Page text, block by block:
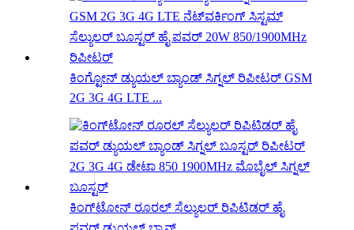
ಕಿಂಗ್ಟೋನ್ ಡ್ಯುಯಲ್ ಬ್ಯಾಂಡ್ ಸಿಗ್ನಲ್ ರಿಪೀಟರ್ GSM
2G 3G 4G LTE ...
ಕಿಂಗ್‌ಟೋನ್ ರೂರಲ್ ಸೆಲ್ಯುಲರ್ ರಿಪಿಟಿಡರ್ ಹೈ